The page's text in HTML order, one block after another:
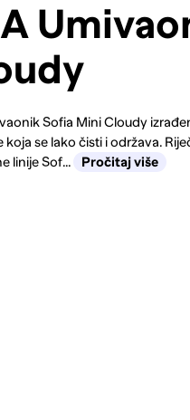
Sofia Mini Cloudy
koja se lako čisti i održava.
linije Sof...
Pročitaj više